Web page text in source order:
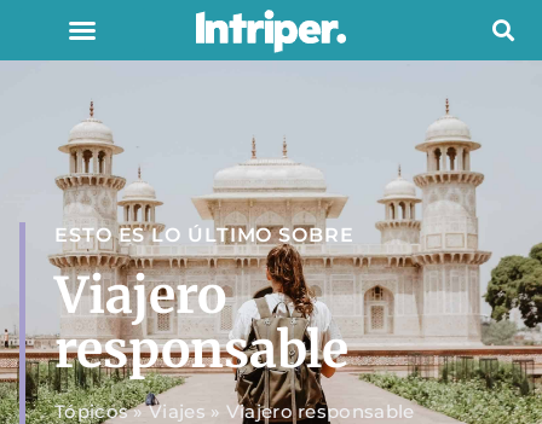
ESTO ES LO ÚLTIMO SOBRE
Viajero
responsable
Tópicos»Viajes » Viajero responsable